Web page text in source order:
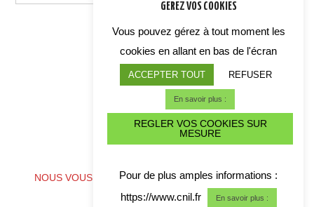
thème
ALERTE CYBER CRISE
NOUS VOUS CONSEILLONS DE TELECHARGER NOS
COORDONNES
GEREZ VOS COOKIES
Vous pouvez gérez à tout moment les
cookies en allant en bas de l'écran
ACCEPTER TOUT REFUSER
En savoir plus :
REGLER VOS COOKIES SUR
MESURE
Pour de plus amples informations :
https://www.cnil.fr
En savoir plus :